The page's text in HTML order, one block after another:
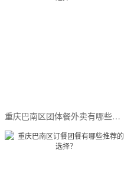
重庆巴南区团体餐外卖有哪些优质选择？